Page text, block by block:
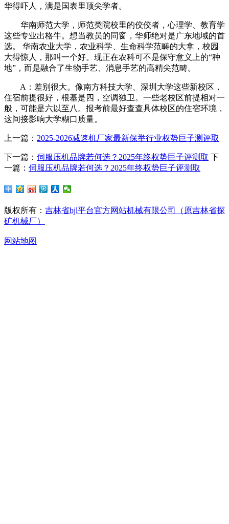
华得吓人，满是国表里顶尖学者。
华南师范大学，师范类院校里的佼佼者，心理学、教育学
这些专业出格牛。想当教员的同窗，华师绝对是广东地域的首
选。 华南农业大学，农业科学、生命科学范畴的大拿，校园
大得惊人，那叫一个好。现正在农科可不是保守意义上的“种
地”，而是融合了生物手艺、消息手艺的高精尖范畴。
A：差别很大。像南方科技大学、深圳大学这些新校区，
住宿前提很好，根基是四，空调独卫。一些老校区前提相对一
般，可能是六以至八。报考前最好查查具体校区的住宿环境，
这间接影响大学糊口质量。
上一篇： 2025-2026减速机厂家最新保举行业权势巨子测评取
下一篇： 伺服压机品牌若何选？2025年终权势巨子评测取 下
一篇： 伺服压机品牌若何选？2025年终权势巨子评测取
版权所有： 吉林省bjl平台官方网站机械有限公司（原吉林省探
矿机械厂）
网站地图